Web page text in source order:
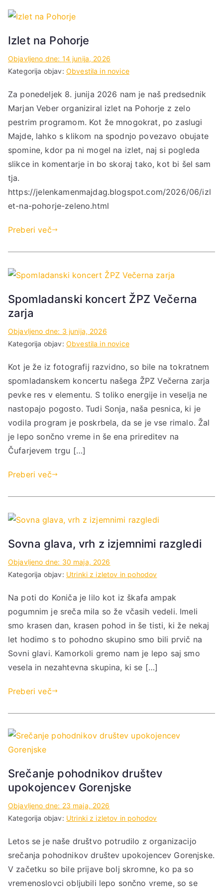
Izlet na Pohorje
Objavljeno dne: 14 junija, 2026
Kategorija objav: Obvestila in novice
Za ponedeljek 8. junija 2026 nam je naš predsednik
Marjan Veber organiziral izlet na Pohorje z zelo
pestrim programom. Kot že mnogokrat, po zaslugi
Majde, lahko s klikom na spodnjo povezavo obujate
spomine, kdor pa ni mogel na izlet, naj si pogleda
slikce in komentarje in bo skoraj tako, kot bi šel sam
tja.
https://jelenkamenmajdag.blogspot.com/2026/06/izl
et-na-pohorje-zeleno.html
Preberi več
Spomladanski koncert ŽPZ Večerna
zarja
Objavljeno dne: 3 junija, 2026
Kategorija objav: Obvestila in novice
Kot je že iz fotografij razvidno, so bile na tokratnem
spomladanskem koncertu našega ŽPZ Večerna zarja
pevke res v elementu. S toliko energije in veselja ne
nastopajo pogosto. Tudi Sonja, naša pesnica, ki je
vodila program je poskrbela, da se je vse rimalo. Žal
je lepo sončno vreme in še ena prireditev na
Čufarjevem trgu […]
Preberi več
Sovna glava, vrh z izjemnimi razgledi
Objavljeno dne: 30 maja, 2026
Kategorija objav: Utrinki z izletov in pohodov
Na poti do Koniča je lilo kot iz škafa ampak
pogumnim je sreča mila so že včasih vedeli. Imeli
smo krasen dan, krasen pohod in še tisti, ki že nekaj
let hodimo s to pohodno skupino smo bili prvič na
Sovni glavi. Kamorkoli gremo nam je lepo saj smo
vesela in nezahtevna skupina, ki se […]
Preberi več
Srečanje pohodnikov društev
upokojencev Gorenjske
Objavljeno dne: 23 maja, 2026
Kategorija objav: Utrinki z izletov in pohodov
Letos se je naše društvo potrudilo z organizacijo
srečanja pohodnikov društev upokojencev Gorenjske.
V začetku so bile prijave bolj skromne, ko pa so
vremenoslovci obljubili lepo sončno vreme, so se